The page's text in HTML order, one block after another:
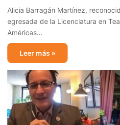
Alicia Barragán Martínez,
egresada de la Licenciatura en
Américas…
Leer más »